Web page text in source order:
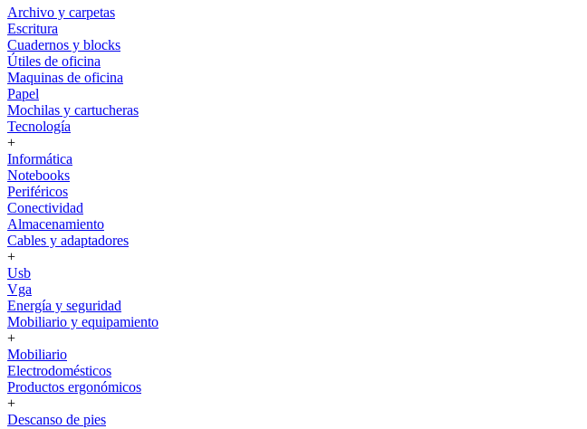
Archivo y carpetas
Escritura
Cuadernos y blocks
Útiles de oficina
Maquinas de oficina
Papel
Mochilas y cartucheras
Tecnología
+
Informática
Notebooks
Periféricos
Conectividad
Almacenamiento
Cables y adaptadores
+
Usb
Vga
Energía y seguridad
Mobiliario y equipamiento
+
Mobiliario
Electrodomésticos
Productos ergonómicos
+
Descanso de pies